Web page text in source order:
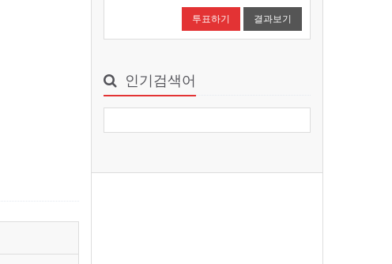
뇌는 어떻게 나를 조종하는가저/역
자크리스 나이바우어 지음 ｜ 김윤
종 옮김출판사클랩북스출판일…
놀이·명상·불교영화 체험대전파라
smchang 2026-08-06 09:29 1
결과보기
인기검색어